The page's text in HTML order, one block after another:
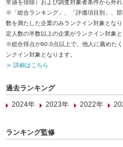
常値を排除）および調査対象者条件から外
※「総合ランキング」、「評価項目別」、
数を満たした企業のみランクイン対象とな
定人数の半数以上の企業がランクイン対象と
※総合得点が60.0点以上で、他人に薦めた
ンクイン対象となります。
≫ 詳細はこちら
過去ランキング
2024年
2023年 2022年
ランキング監修